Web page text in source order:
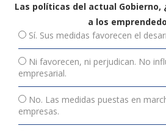
Las políticas del actual Gobierno,
a los
Sí. Sus medidas favorecen el
Ni favorecen, ni perjudican. No
empresarial.
No. Las medidas puestas en
empresas.